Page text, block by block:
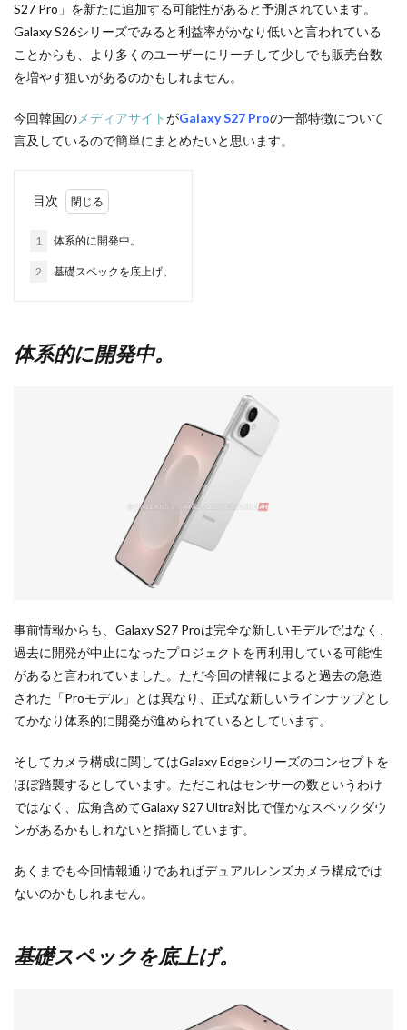
S27 Pro」を新たに追加する可能性があると予測されています。
Galaxy S26シリーズでみると利益率がかなり低いと言われている
ことからも、より多くのユーザーにリーチして少しでも販売台数
を増やす狙いがあるのかもしれません。
今回韓国の メディアサイトがGalaxy S27 Proの一部特徴について
言及しているので簡単にまとめたいと思います。
目次
1 体系的に開発中。
2 基礎スペックを底上げ。
体系的に開発中。
事前情報からも、Galaxy S27 Proは完全な新しいモデルではなく、
過去に開発が中止になったプロジェクトを再利用している可能性
があると言われていました。ただ今回の情報によると過去の急造
された「Proモデル」とは異なり、正式な新しいラインナップとし
てかなり体系的に開発が進められているとしています。
そしてカメラ構成に関してはGalaxy Edgeシリーズのコンセプトを
ほぼ踏襲するとしています。ただこれはセンサーの数というわけ
ではなく、広角含めてGalaxy S27 Ultra対比で僅かなスペックダウ
ンがあるかもしれないと指摘しています。
あくまでも今回情報通りであればデュアルレンズカメラ構成では
ないのかもしれません。
基礎スペックを底上げ。